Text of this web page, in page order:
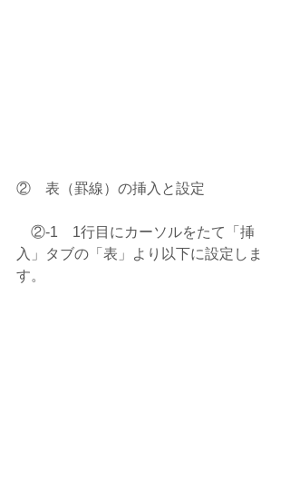
②　表（罫線）の挿入と設定
②-1　1行目にカーソルをたて「挿
入」タブの「表」より以下に設定しま
す。